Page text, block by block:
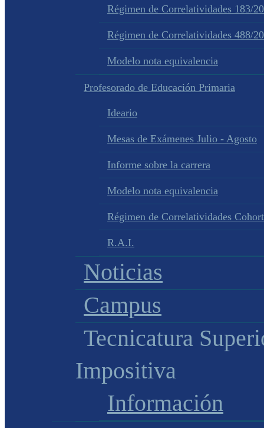
Régimen de Correlatividades 183/
Régimen de Correlatividades 488/
Modelo nota equivalencia
Profesorado de Educación Primaria
Ideario
Mesas de Exámenes Julio - Agosto
Informe sobre la carrera
Modelo nota equivalencia
Régimen de Correlatividades
R.A.I.
Noticias
Campus
Tecnicatura
Impositiva
Información